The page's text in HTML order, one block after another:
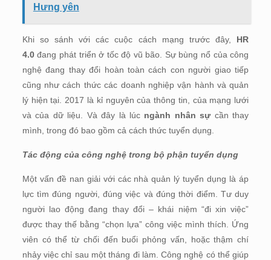
Hưng yên
Khi so sánh với các cuộc cách mạng trước đây, HR
4.0đang phát triển ở tốc độ vũ bão. Sự bùng nổ của công
nghệ đang thay đổi hoàn toàn cách con người giao tiếp
cũng như cách thức các doanh nghiệp vận hành và quản
lý hiện tại. 2017 là kỉ nguyên của thông tin, của mạng lưới
và của dữ liệu. Và đây là lúc ngành nhân sự cần thay
mình, trong đó bao gồm cả cách thức tuyển dụng.
Tác động của công nghệ trong bộ phận tuyển dụng
Một vấn đề nan giải với các nhà quản lý tuyển dụng là áp
lực tìm đúng người, đúng việc và đúng thời điểm. Tư duy
người lao động đang thay đổi – khái niệm “đi xin việc”
được thay thế bằng “chọn lựa” công việc mình thích. Ứng
viên có thể từ chối đến buổi phỏng vấn, hoặc thậm chí
nhảy việc chỉ sau một tháng đi làm. Công nghệ có thể giúp